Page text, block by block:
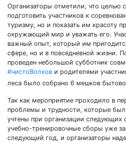
Организаторы отметили, что целью
подготовить участников к
туризму, но и показать им красоту
окружающий мир и уважать его.
важный опыт, который им
сфере, но и в повседневной жизни.
проведен небольшой субботник
#чистоВолхов и родителями
леса было собрано 6 мешков
Так как мероприятие проходило в
проблемы и трудности, которые
учтены при организации
учебно-тренировочные сборы уже
следующий год, и организаторы